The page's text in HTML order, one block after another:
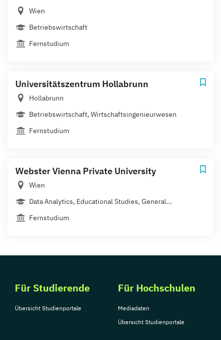
Wien
Betriebswirtschaft
Fernstudium
Universitätszentrum Hollabrunn
Hollabrunn
Betriebswirtschaft, Wirtschaftsingenieurwesen
Fernstudium
Webster Vienna Private University
Wien
Data Analytics, Educational Studies, General...
Fernstudium
Für Studierende
Übersicht Studienportale
Für Hochschulen
Mediadaten
Übersicht Studienportale